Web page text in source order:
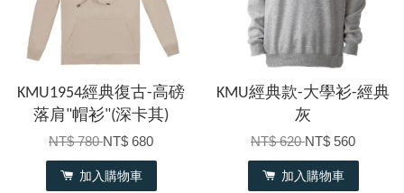
KMU1954經典復古-高磅
落肩"帽衫"(深卡其)
NT$ 780NT$ 680
加入購物車
KMU經典款-大學衫-經典
灰
NT$ 620NT$ 560
加入購物車